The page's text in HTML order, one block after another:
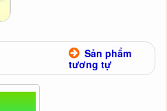
Sản phẩm
tương tự